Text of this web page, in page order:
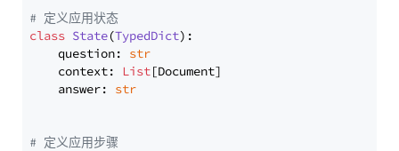
# 定义应用状态
class State(TypedDict):
    question:
str
    context:
List[Document]
    answer:
str
# 定义应用步骤